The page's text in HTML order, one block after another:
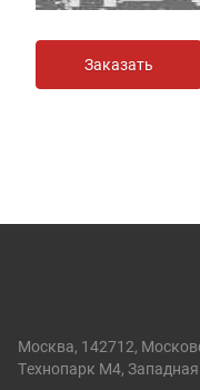
Москва, 142712,
Технопарк М4, Западная